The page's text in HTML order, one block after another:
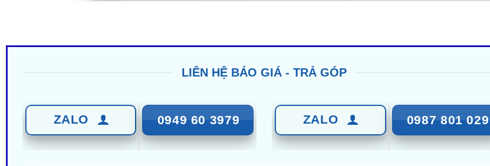
LIÊN HỆ BÁO GIÁ - TRẢ GÓP
ZALO 0949 60 3979 ZALO 0987 801 029